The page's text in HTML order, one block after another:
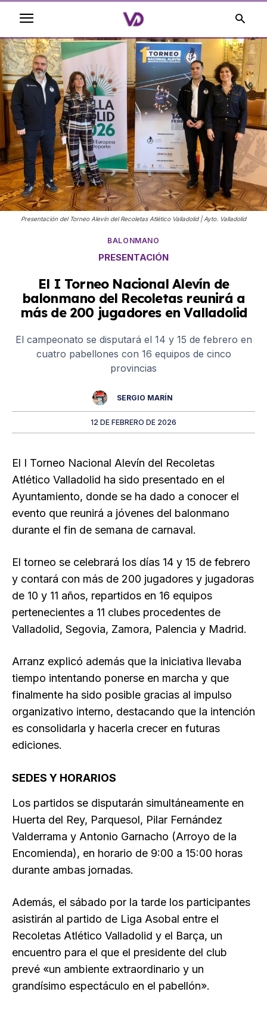
Presentación del Torneo Alevín del Recoletas Atlético Valladolid | Ayto. Valladolid
BALONMANO
PRESENTACIÓN
El I Torneo Nacional Alevín de
balonmano del Recoletas reunirá a
más de 200 jugadores en Valladolid
El campeonato se disputará el 14 y 15 de febrero en
cuatro pabellones con 16 equipos de cinco
provincias
SERGIO MARÍN
12 DE FEBRERO DE 2026
El I Torneo Nacional Alevín del Recoletas
Atlético Valladolid ha sido presentado en el
Ayuntamiento, donde se ha dado a conocer el
evento que reunirá a jóvenes del balonmano
durante el fin de semana de carnaval.
El torneo se celebrará los días 14 y 15 de febrero
y contará con más de 200 jugadores y jugadoras
de 10 y 11 años, repartidos en 16 equipos
pertenecientes a 11 clubes procedentes de
Valladolid, Segovia, Zamora, Palencia y Madrid.
Arranz explicó además que la iniciativa llevaba
tiempo intentando ponerse en marcha y que
finalmente ha sido posible gracias al impulso
organizativo interno, destacando que la intención
es consolidarla y hacerla crecer en futuras
ediciones.
SEDES Y HORARIOS
Los partidos se disputarán simultáneamente en
Huerta del Rey, Parquesol, Pilar Fernández
Valderrama y Antonio Garnacho (Arroyo de la
Encomienda), en horario de 9:00 a 15:00 horas
durante ambas jornadas.
Además, el sábado por la tarde los participantes
asistirán al partido de Liga Asobal entre el
Recoletas Atlético Valladolid y el Barça, un
encuentro para el que el presidente del club
prevé «un ambiente extraordinario y un
grandísimo espectáculo en el pabellón».